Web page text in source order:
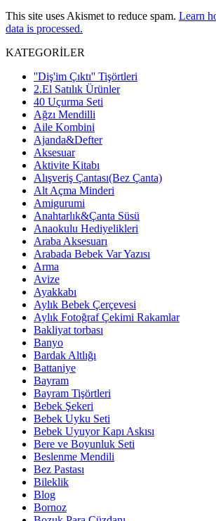
This site uses Akismet to reduce spam. Learn
data is processed.
KATEGORİLER
''Diş'im Çıktı'' Tişörtleri
2.El Satılık Ürünler
40 Uçurma Seti
Ağzı Mendilli
Aile Kombini
Ajanda&Defter
Aksesuar
Aktivite Kitabı
Alışveriş Çantası(Bez Çanta)
Alt Açma Minderi
Amigurumi
Anahtarlık&Çanta Süsü
Anaokulu Hediyelikleri
Araba Aksesuarı
Arabada Bebek Var Yazısı
Arma
Avize
Ayakkabı
Aylık Bebek Çerçevesi
Aylık Fotoğraf Çekimi Rakamlar
Bakliyat torbası
Banyo
Bardak Altlığı
Battaniye
Bayram
Bayram Tişörtleri
Bebek Şekeri
Bebek Uyku Seti
Bebek Uyuyor Kapı Askısı
Bere ve Boyunluk Seti
Beslenme Mendili
Bez Pastası
Bileklik
Blog
Bornoz